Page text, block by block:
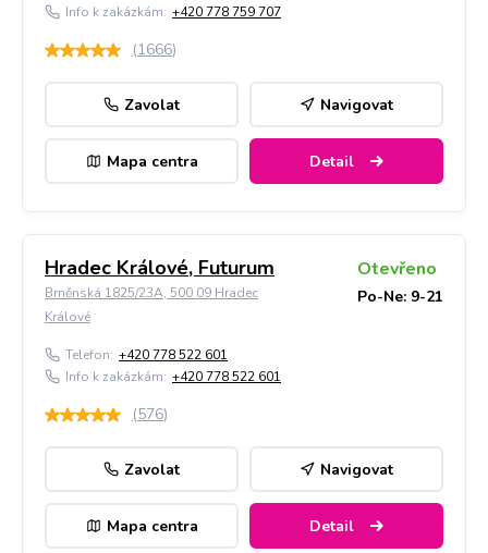
Info k zakázkám: +420 778 759 707
(1666)
Zavolat Navigovat
Mapa centra Detail
Hradec Králové, Futurum
Brněnská 1825/23A, 500 09 Hradec
Králové
Otevřeno
Po-Ne: 9-21
Telefon: +420 778 522 601
Info k zakázkám: +420 778 522 601
(576)
Zavolat Navigovat
Mapa centra Detail